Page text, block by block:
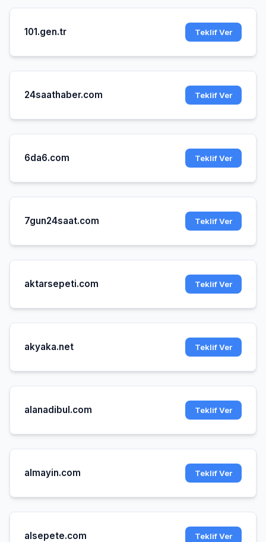
101.gen.tr Teklif Ver
24saathaber.com Teklif Ver
6da6.com Teklif Ver
7gun24saat.com Teklif Ver
aktarsepeti.com Teklif Ver
akyaka.net Teklif Ver
alanadibul.com Teklif Ver
almayin.com Teklif Ver
alsepete.com Teklif Ver